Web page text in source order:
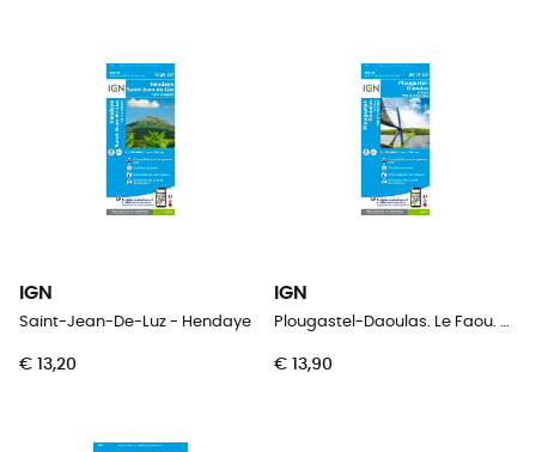
IGN
Saint-Jean-De-Luz - Hendaye
€ 13,20
IGN
Plougastel-Daoulas. Le Faou. Pnr D'Armorique
€ 13,90